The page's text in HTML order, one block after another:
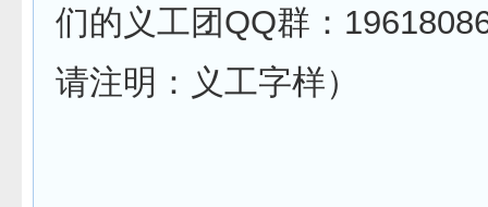
们的义工团QQ群：
请注明：义工字样）